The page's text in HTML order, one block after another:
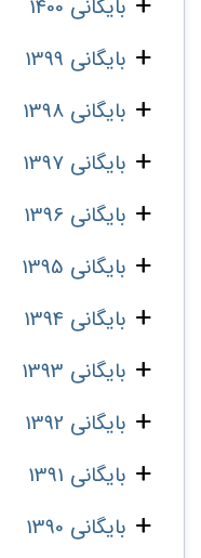
بایگانی 1400
بایگانی 1399
بایگانی 1398
بایگانی 1397
بایگانی 1396
بایگانی 1395
بایگانی 1394
بایگانی 1393
بایگانی 1392
بایگانی 1391
بایگانی 1390